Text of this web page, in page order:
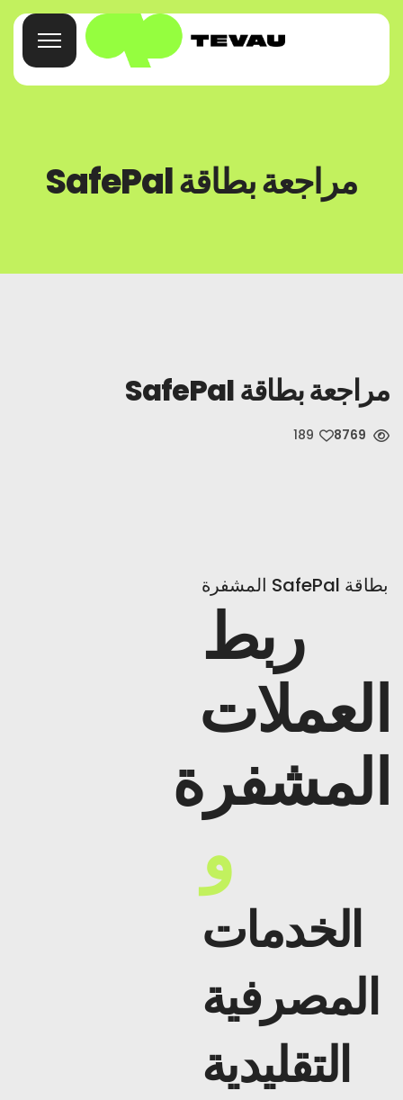
بطاقة
الأسئلة الشائعة
أخبار
مراجعة بطاقة SafePal
مراجعة بطاقة SafePal
8769
189
بطاقة SafePal المشفرة
ربط
العملات
المشفرة
و
الخدمات
المصرفية
التقليدية